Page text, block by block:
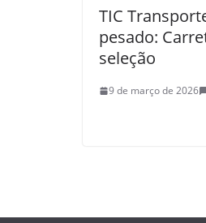
TIC
pesado:
seleção
9 de março de 2026